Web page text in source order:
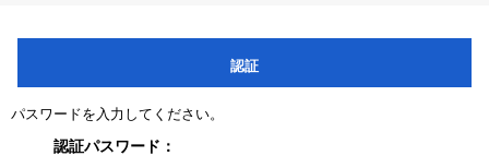
認証
パスワードを入力してください。
認証パスワード：